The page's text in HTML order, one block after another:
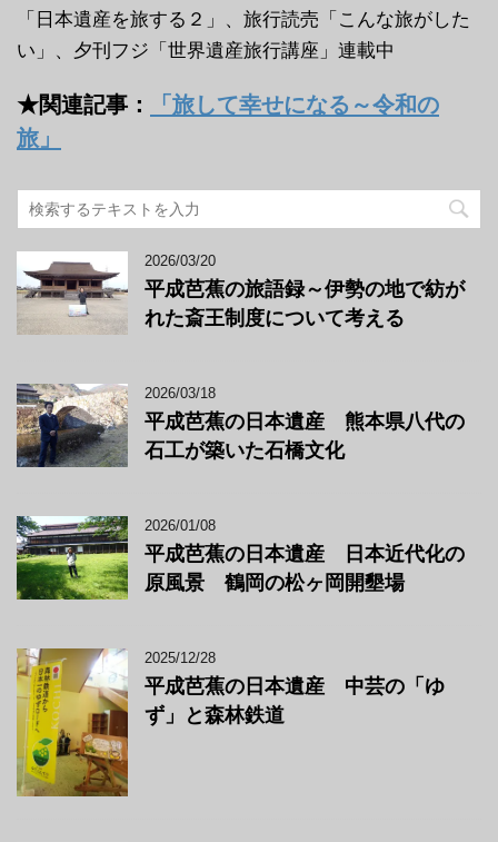
「日本遺産を旅する２」、旅行読売「こんな旅がした
い」、夕刊フジ「世界遺産旅行講座」連載中
★関連記事：
「旅して幸せになる～令和の
旅」
2026/03/20
平成芭蕉の旅語録～伊勢の地で紡が
れた斎王制度について考える
2026/03/18
平成芭蕉の日本遺産 熊本県八代の
石工が築いた石橋文化
2026/01/08
平成芭蕉の日本遺産 日本近代化の
原風景 鶴岡の松ヶ岡開墾場
2025/12/28
平成芭蕉の日本遺産 中芸の「ゆ
ず」と森林鉄道